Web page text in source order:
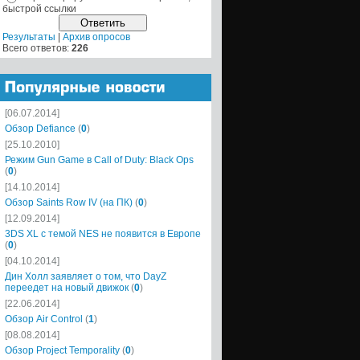
быстрой ссылки
Результаты
Архив опросов
Всего ответов: 226
[06.07.2014]
Обзор Defiance (0)
[25.10.2010]
Режим Gun Game в Call of Duty: Black Ops
(0)
[14.10.2014]
Обзор Saints Row IV (на ПК) (0)
[12.09.2014]
3DS XL с темой NES не появится в Европе
(0)
[04.10.2014]
Дин Холл заявляет о том, что DayZ
переедет на новый движок (0)
[22.06.2014]
Обзор Air Control (1)
[08.08.2014]
Обзор Project Temporality (0)